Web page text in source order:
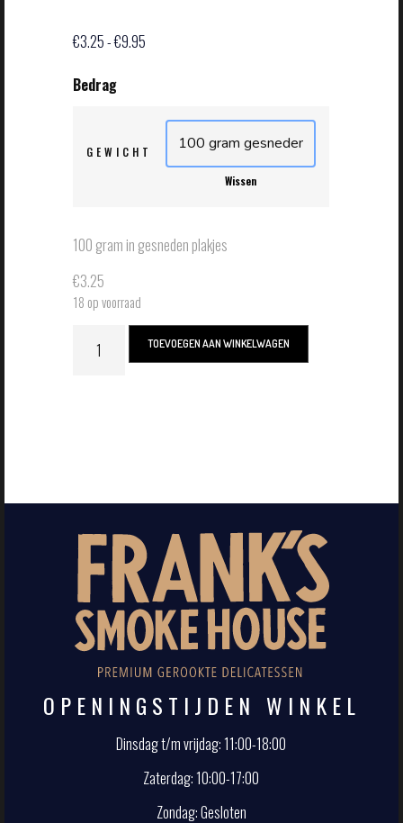
€3.25-€9.95
GEWICHT
Wissen
100 gram in gesneden plakjes
€3.25
18 op voorraad
TOEVOEGEN AAN WINKELWAGEN
OPENINGSTIJDEN WINKEL
Dinsdag t/m vrijdag: 11:00-18:00
Zaterdag: 10:00-17:00
Zondag: Gesloten